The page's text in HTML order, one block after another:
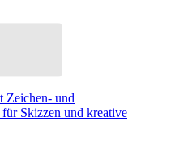
Zeichen- und
Skizzen und kreative